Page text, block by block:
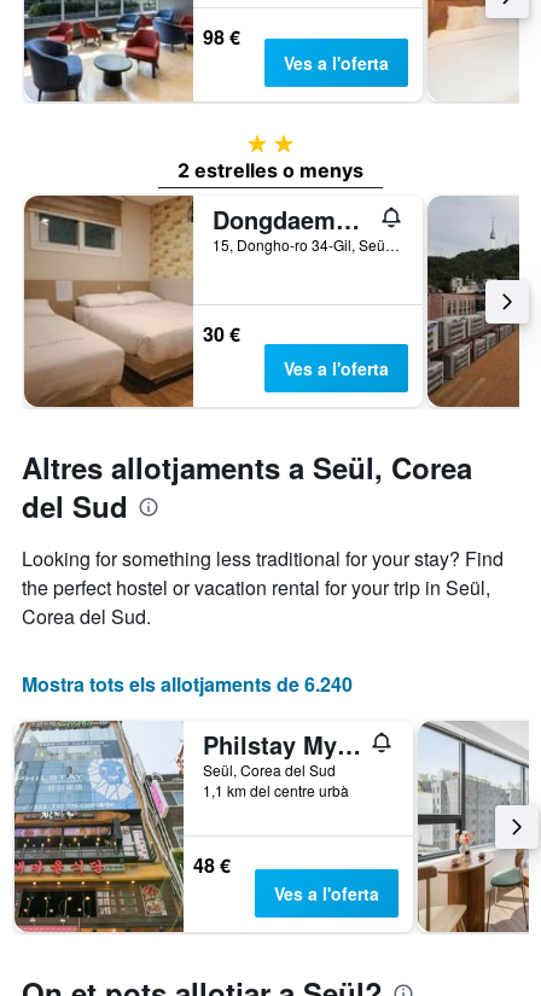
98 €
Ves a l'oferta
2 estrelles
2 estrelles o menys
Dongdaemun Hwashin Hostel
15, Dongho-ro 34-Gil, Seül, Corea del Sud
30 €
Ves a l'oferta
Altres allotjaments a Seül, Corea
del Sud
Looking for something less traditional for your stay? Find
the perfect hostel or vacation rental for your trip in Seül,
Corea del Sud.
Mostra tots els allotjaments de 6.240
Philstay Myeongdong Station
Seül, Corea del Sud
1,1 km del centre urbà
48 €
Ves a l'oferta